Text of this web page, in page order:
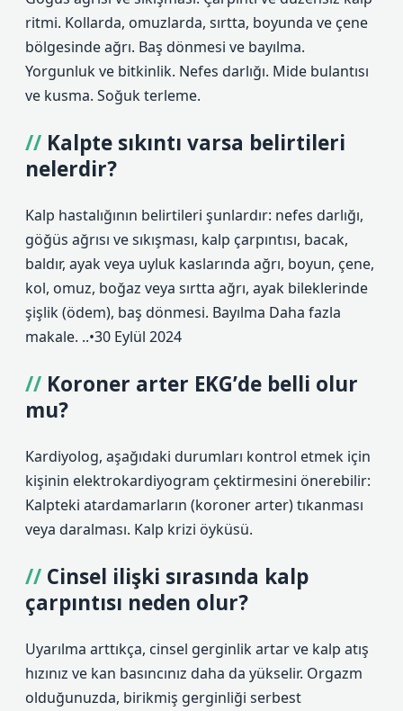
ritmi. Kollarda, omuzlarda, sırtta, boyunda ve çene
bölgesinde ağrı. Baş dönmesi ve bayılma.
Yorgunluk ve bitkinlik. Nefes darlığı. Mide bulantısı
ve kusma. Soğuk terleme.
Kalpte sıkıntı varsa belirtileri
nelerdir?
Kalp hastalığının belirtileri şunlardır: nefes darlığı,
göğüs ağrısı ve sıkışması, kalp çarpıntısı, bacak,
baldır, ayak veya uyluk kaslarında ağrı, boyun, çene,
kol, omuz, boğaz veya sırtta ağrı, ayak bileklerinde
şişlik (ödem), baş dönmesi. Bayılma Daha fazla
makale. ..•30 Eylül 2024
Koroner arter EKG’de belli olur
mu?
Kardiyolog, aşağıdaki durumları kontrol etmek için
kişinin elektrokardiyogram çektirmesini önerebilir:
Kalpteki atardamarların (koroner arter) tıkanması
veya daralması. Kalp krizi öyküsü.
Cinsel ilişki sırasında kalp
çarpıntısı neden olur?
Uyarılma arttıkça, cinsel gerginlik artar ve kalp atış
hızınız ve kan basıncınız daha da yükselir. Orgazm
olduğunuzda, birikmiş gerginliği serbest